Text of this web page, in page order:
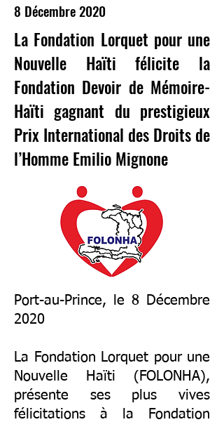
8 Décembre 2020
Port-au-Prince, le 8 Décembre
2020
La Fondation Lorquet pour une
Nouvelle Haïti (FOLONHA),
présente ses plus vives
félicitations à la Fondation
La Fondation Lorquet pour une
Nouvelle Haïti félicite la
Fondation Devoir de Mémoire-
Haïti gagnant du prestigieux
Prix International des Droits de
l’Homme Emilio Mignone